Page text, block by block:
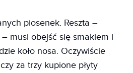
piosenek. Reszta –
musi obejść się smakiem i
koło nosa. Oczywiście
za trzy kupione płyty